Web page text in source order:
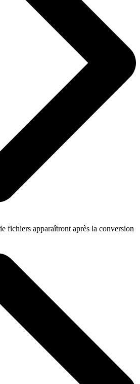
fichiers apparaîtront après la conversion